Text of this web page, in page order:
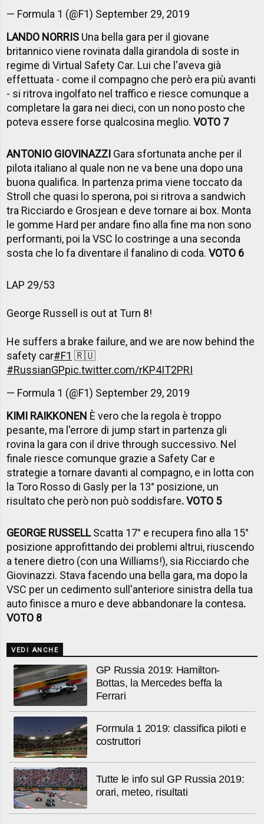
— Formula 1 (@F1) September 29, 2019
LANDO NORRIS Una bella gara per il giovane
britannico viene rovinata dalla girandola di soste in
regime di Virtual Safety Car. Lui che l'aveva già
effettuata - come il compagno che però era più avanti
- si ritrova ingolfato nel traffico e riesce comunque a
completare la gara nei dieci, con un nono posto che
poteva essere forse qualcosina meglio.VOTO 7
ANTONIO GIOVINAZZI Gara sfortunata anche per il
pilota italiano al quale non ne va bene una dopo una
buona qualifica. In partenza prima viene toccato da
Stroll che quasi lo sperona, poi si ritrova a sandwich
tra Ricciardo e Grosjean e deve tornare ai box. Monta
le gomme Hard per andare fino alla fine ma non sono
performanti, poi la VSC lo costringe a una seconda
sosta che lo fa diventare il fanalino di coda.VOTO 6
LAP 29/53
George Russell is out at Turn 8!
He suffers a brake failure, and we are now behind the
safety car#F1 🇷🇺
#RussianGPpic.twitter.com/rKP4IT2PRI
— Formula 1 (@F1) September 29, 2019
KIMI RAIKKONEN È vero che la regola è troppo
pesante, ma l'errore di jump start in partenza gli
rovina la gara con il drive through successivo. Nel
finale riesce comunque grazie a Safety Car e
strategie a tornare davanti al compagno, e in lotta con
la Toro Rosso di Gasly per la 13° posizione, un
risultato che però non può soddisfare. VOTO 5
GEORGE RUSSELLScatta 17° e recupera fino alla 15°
posizione approfittando dei problemi altrui, riuscendo
a tenere dietro (con una Williams!), sia Ricciardo che
Giovinazzi. Stava facendo una bella gara, ma dopo la
VSC per un cedimento sull'anteriore sinistra della tua
auto finisce a muro e deve abbandonare la contesa.
VOTO 8
VEDI ANCHE
GP Russia 2019: Hamilton-
Bottas, la Mercedes beffa la
Ferrari
Formula 1 2019: classifica piloti e
costruttori
Tutte le info sul GP Russia 2019:
orari, meteo, risultati